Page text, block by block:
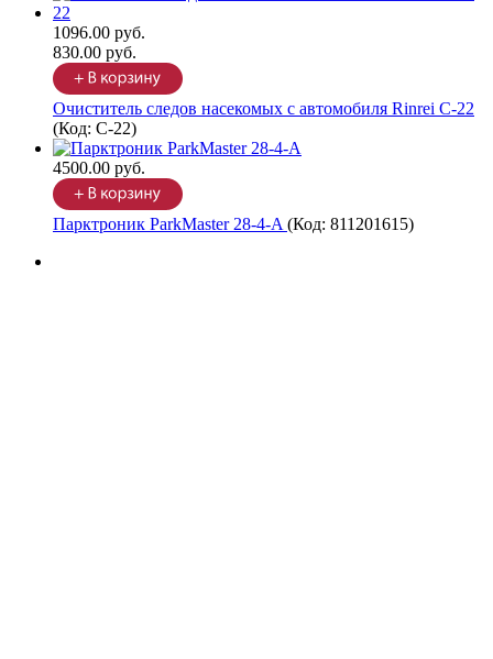
1096.00 руб.
830.00 руб.
Очиститель следов насекомых с автомобиля Rinrei C-22
(Код: C-22)
4500.00 руб.
Парктроник ParkMaster 28-4-A (Код: 811201615)